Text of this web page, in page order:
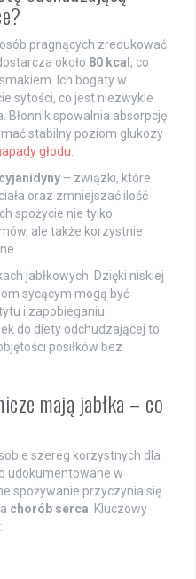
pragnących zredukować
około 80 kcal , co
Ich bogaty w
sytości, co jest niezwykle
Błonnik spowalnia absorpcję
stabilny poziom glukozy
głodu.
– związki, które
oraz zmniejszać ilość
spożycie nie tylko
ale także korzystnie
jabłkowych. Dzięki niskiej
sycącym mogą być
i zapobieganiu
do diety odchudzającej to
posiłków bez
mają jabłka – co
szereg korzystnych dla
udokumentowane w
spożywanie przyczynia się
chorób serca. Kluczowy